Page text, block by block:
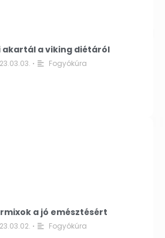
akartál a viking diétáról
• Fogyókúra
a jó emésztésért
• Fogyókúra